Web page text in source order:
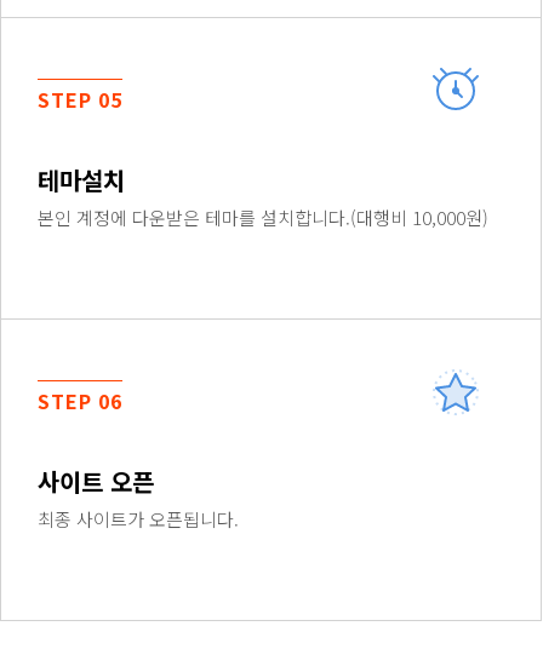
STEP 05
테마설치
본인 계정에 다운받은 테마를 설치합니다.(대행비 10,000원)
STEP 06
사이트 오픈
최종 사이트가 오픈됩니다.